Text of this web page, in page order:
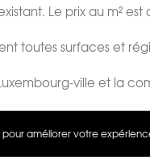
Le prix au m²
toutes surfaces et
ville et la
professionnels de
pour améliorer votre